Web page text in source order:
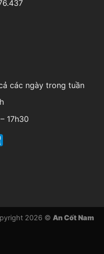
các ngày trong tuần
17h30
2026 © An Cốt Nam